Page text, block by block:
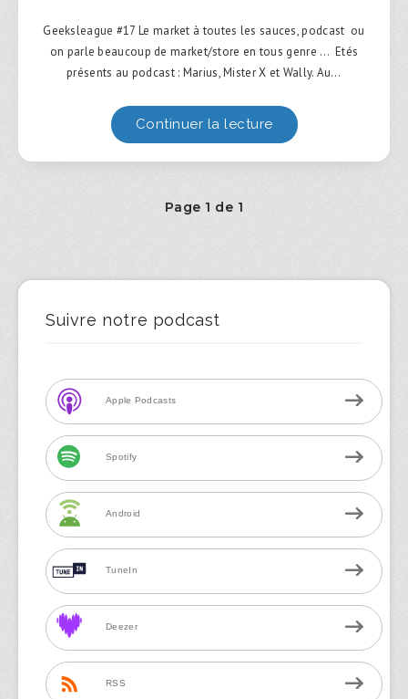
Geeksleague #17 Le market à toutes les sauces, podcast ou
on parle beaucoup de market/store en tous genre … Etés
présents au podcast : Marius, Mister X et Wally. Au…
Continuer la lecture
Page 1 de 1
Suivre notre podcast
Apple Podcasts
Spotify
Android
TuneIn
Deezer
RSS